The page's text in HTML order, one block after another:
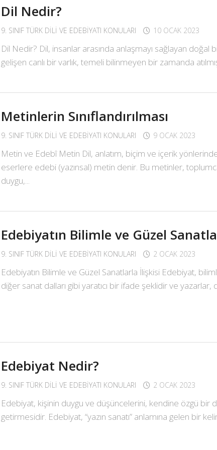
Dil Nedir?
9. SINIF TÜRK DILI VE EDEBIYATI KONULARI 10 OCAK 2023
Dil Nedir? Dil, insanlar arasında anlaşmayı sağlayan
gelişen canlı bir varlık, temeli bilinmeyen bir zamanda
Metinlerin Sınıflandırılması
9. SINIF TÜRK DILI VE EDEBIYATI KONULARI 9 OCAK 2023
Metin ve Edebî Metin Dil, anlatım, biçim ve içerik
eserlere edebi (yazınsal) metin denir. Bu metinler,
duygu,...
Edebiyatın Bilimle ve Güzel
9. SINIF TÜRK DILI VE EDEBIYATI KONULARI 2 OCAK 2023
Edebiyatın Bilimle ve Güzel Sanatlarla İlişkisi Edebiyat,
diğer sanat dalları gibi yaratıcı bir ifade şeklidir ve yazarlar,
Edebiyat Nedir?
9. SINIF TÜRK DILI VE EDEBIYATI KONULARI 2 OCAK 2023
Edebiyat, kişinin duygu ve düşüncelerini, kendine özgü bir
getirmesidir. Edebiyat, “yazın sanatı” anlamına gelen bir